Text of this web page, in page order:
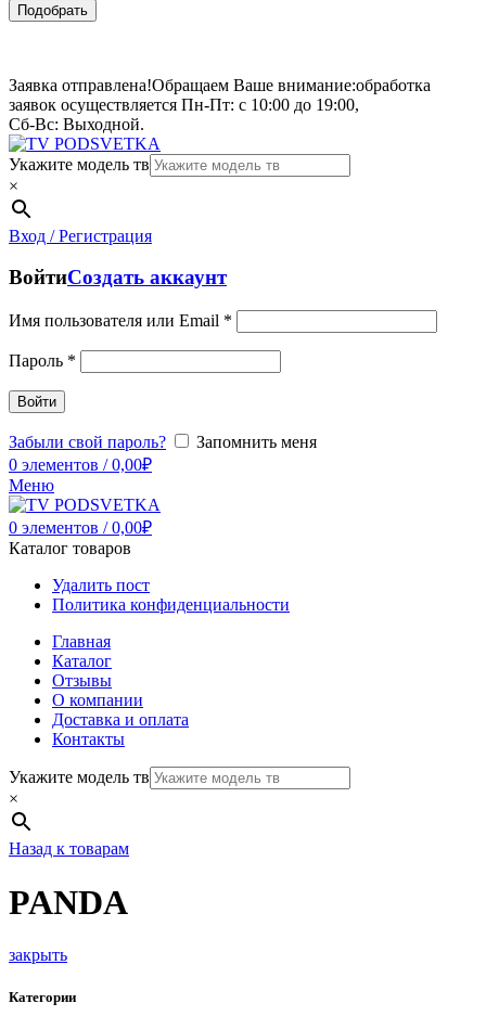
Подобрать
Заявка отправлена!Обращаем Ваше внимание:обработка
заявок осуществляется Пн-Пт: с 10:00 до 19:00,
Сб-Вс: Выходной.
Укажите модель тв
×
Вход / Регистрация
ВойтиСоздать аккаунт
Имя пользователя или Email *
Пароль *
Войти
Забыли свой пароль?
Запомнить меня
0 элементов / 0,00₽
Меню
0 элементов / 0,00₽
Каталог товаров
Удалить пост
Политика конфиденциальности
Главная
Каталог
Отзывы
О компании
Доставка и оплата
Контакты
Укажите модель тв
×
Назад к товарам
PANDA
закрыть
Категории